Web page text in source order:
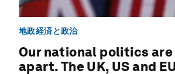
地政経済と政治
Our national politics
apart. The UK, US and